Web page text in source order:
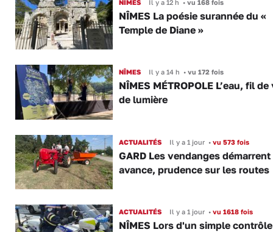
NÎMES Il y a 12 h •vu 168 fois
NÎMES La poésie surannée du «
Temple de Diane »
NÎMES Il y a 14 h •vu 172 fois
NÎMES MÉTROPOLE L’eau, fil de
de lumière
ACTUALITÉS Il y a 1 jour •vu 573 fois
GARD Les vendanges démarrent
avance, prudence sur les routes
ACTUALITÉS Il y a 1 jour •vu 1618 fois
NÎMES Lors d'un simple contrôle